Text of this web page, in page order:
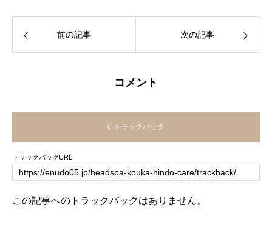
前の記事 次の記事
コメント
0 トラックバック
トラックバックURL
この記事へのトラックバックはありません。
ヘッドスパで一般的に期待できること
ヘッドスパを受けるおすすめのタイミング